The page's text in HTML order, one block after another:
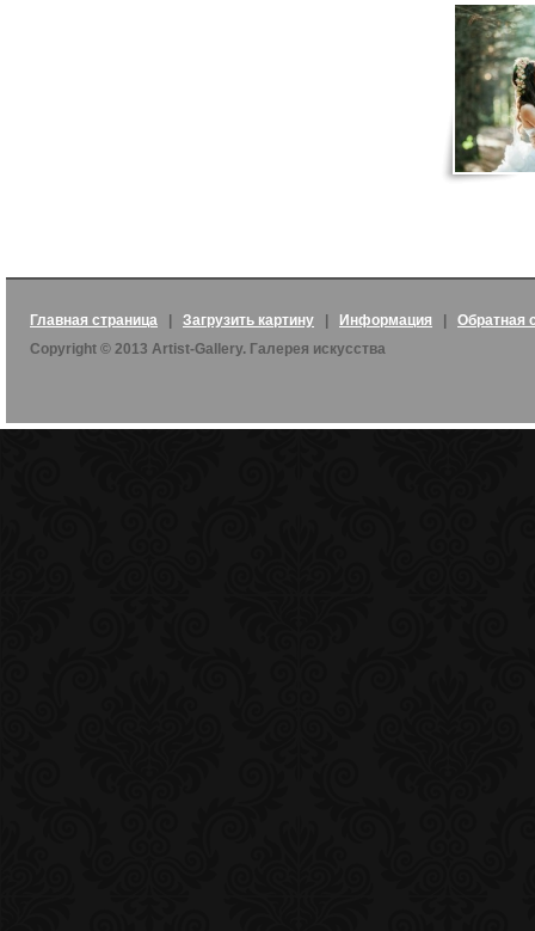
Главная страница Загрузить картину Информация
Обратная
Copyright © 2013 Artist-Gallery. Галерея искусства